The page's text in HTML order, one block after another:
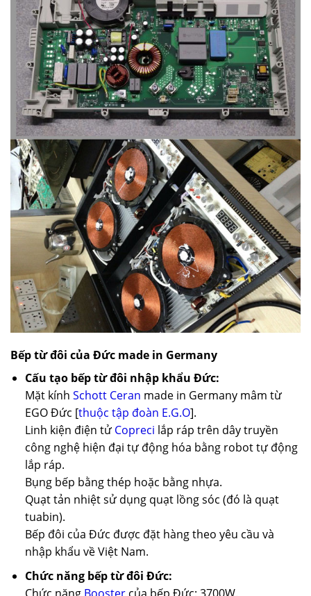
Bếp từ đôi của Đức made in Germany
Cấu tạo bếp từ đôi nhập khẩu Đức:
Mặt kính Schott Ceran made in Germany mâm từ
EGO Đức [thuộc tập đoàn E.G.O].
Linh kiện điện tử Copreci lắp ráp trên dây truyền
công nghệ hiện đại tự động hóa bằng robot tự động
lắp ráp.
Bụng bếp bằng thép hoặc bằng nhựa.
Quạt tản nhiệt sử dụng quạt lồng sóc (đó là quạt
tuabin).
Bếp đôi của Đức được đặt hàng theo yêu cầu và
nhập khẩu về Việt Nam.
Chức năng bếp từ đôi Đức: